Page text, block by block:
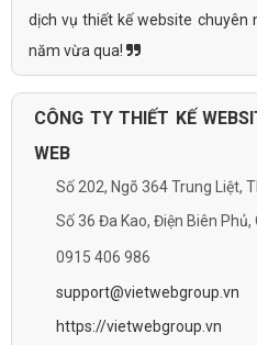
dịch vụ thiết kế website chuyên
năm vừa qua!
CÔNG TY THIẾT KẾ
WEB
Số 202, Ngõ 364 Trung Liệt,
Số 36 Đa Kao, Điện Biên Phủ,
0915 406 986
support@vietwebgroup.vn
https://vietwebgroup.vn